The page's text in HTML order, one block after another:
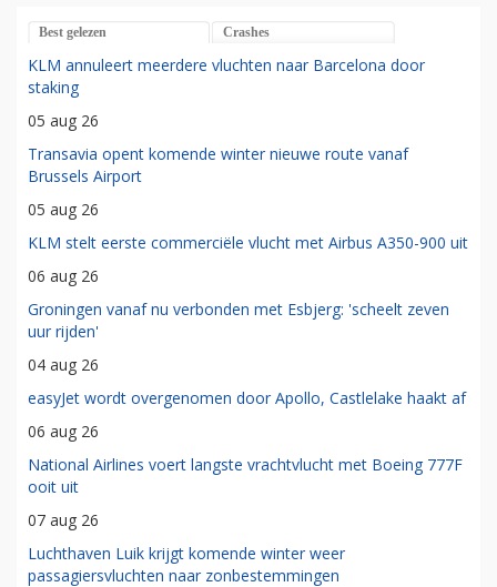
Best gelezen Crashes
KLM annuleert meerdere vluchten naar Barcelona door
staking
05 aug 26
Transavia opent komende winter nieuwe route vanaf
Brussels Airport
05 aug 26
KLM stelt eerste commerciële vlucht met Airbus A350-900 uit
06 aug 26
Groningen vanaf nu verbonden met Esbjerg: 'scheelt zeven
uur rijden'
04 aug 26
easyJet wordt overgenomen door Apollo, Castlelake haakt af
06 aug 26
National Airlines voert langste vrachtvlucht met Boeing 777F
ooit uit
07 aug 26
Luchthaven Luik krijgt komende winter weer
passagiersvluchten naar zonbestemmingen